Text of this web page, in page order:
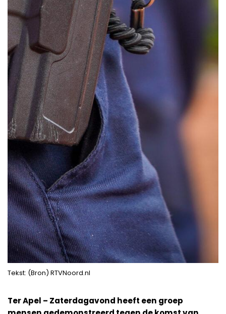
Tekst: (Bron) RTVNoord.nl
Ter Apel – Zaterdagavond heeft een groep